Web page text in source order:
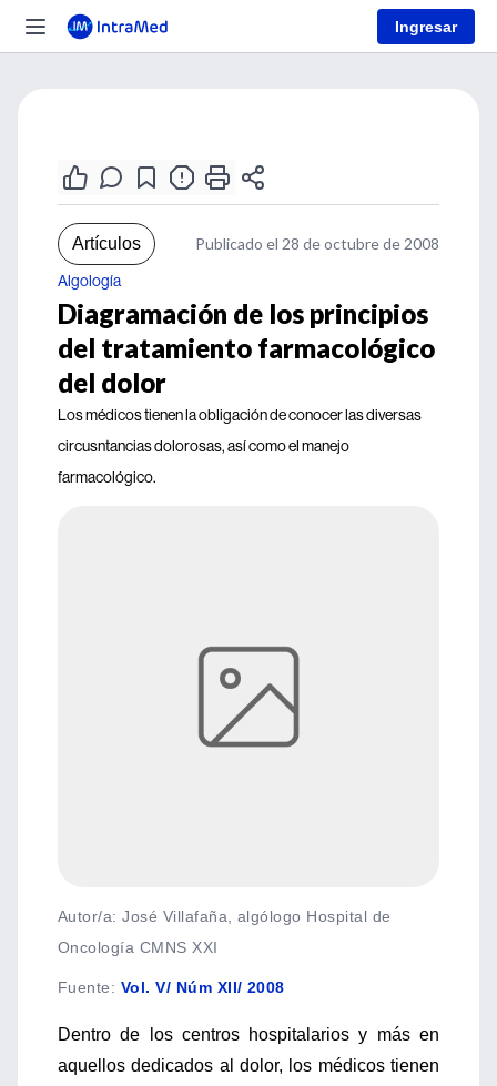
Ingresar
Artículos Publicado el 28 de octubre de 2008
Algología
Diagramación de los principios
del tratamiento farmacológico
del dolor
Los médicos tienen la obligación de conocer las diversas
circusntancias dolorosas, así como el manejo
farmacológico.
Autor/a: José Villafaña, algólogo Hospital de
Oncología CMNS XXI
Fuente: Vol. V/ Núm XII/ 2008
Dentro de los centros hospitalarios y más en
aquellos dedicados al dolor, los médicos tienen